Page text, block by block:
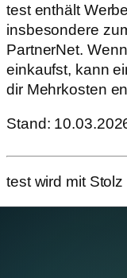
test enthält
insbesondere
PartnerNet.
einkaufst, kann
dir Mehrkosten
Stand:
test wird mit